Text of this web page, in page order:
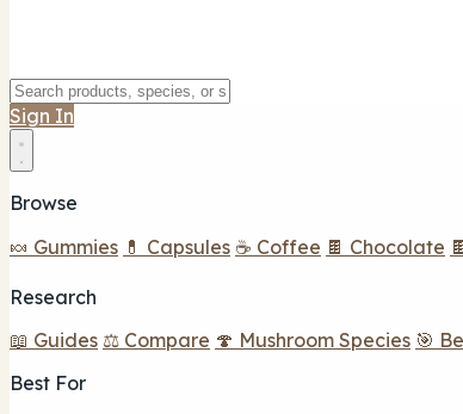
Sign In
Browse
🍬 Gummies 💊 Capsules ☕ Coffee 🍫 Chocolate
Research
📖 Guides ⚖️ Compare 🍄 Mushroom Species 🎯
Best For